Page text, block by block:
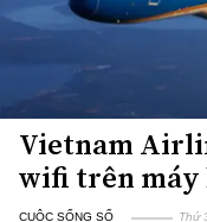
Vietnam
wifi trên máy
CUỘC SỐNG SỐ Thứ